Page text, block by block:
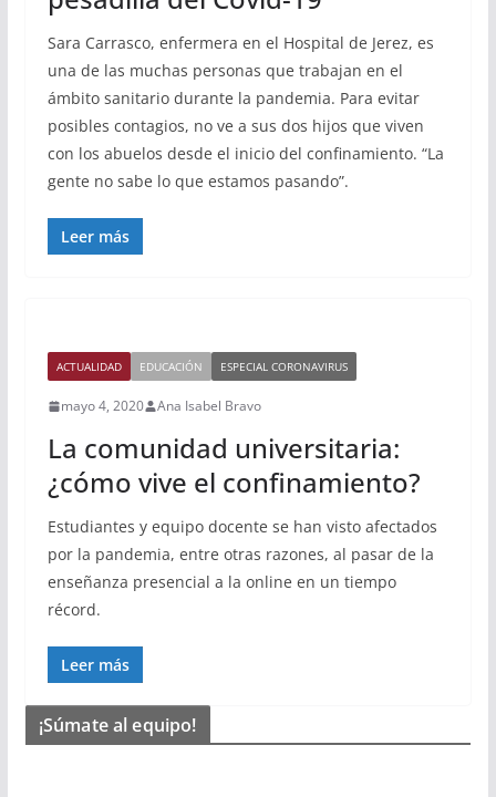
Sara Carrasco, enfermera en el Hospital de Jerez, es
una de las muchas personas que trabajan en el
ámbito sanitario durante la pandemia. Para evitar
posibles contagios, no ve a sus dos hijos que viven
con los abuelos desde el inicio del confinamiento. “La
gente no sabe lo que estamos pasando”.
Leer más
ACTUALIDAD EDUCACIÓN ESPECIAL CORONAVIRUS
mayo 4, 2020 Ana Isabel Bravo
La comunidad universitaria:
¿cómo vive el confinamiento?
Estudiantes y equipo docente se han visto afectados
por la pandemia, entre otras razones, al pasar de la
enseñanza presencial a la online en un tiempo
récord.
Leer más
¡Súmate al equipo!